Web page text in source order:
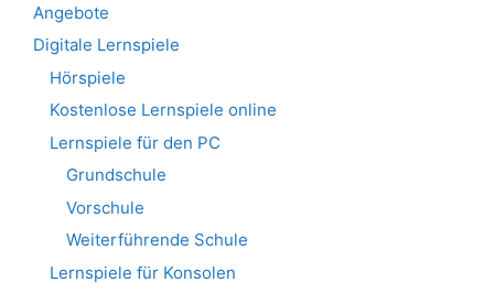
Angebote
Digitale Lernspiele
Hörspiele
Kostenlose Lernspiele online
Lernspiele für den PC
Grundschule
Vorschule
Weiterführende Schule
Lernspiele für Konsolen